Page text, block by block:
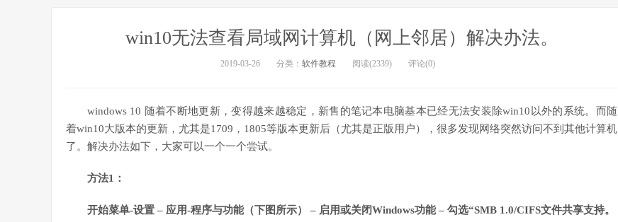
win10无法查看局域网计算机（网上邻居）解决办法。
2019-03-26 分类： 软件教程 阅读(2339) 评论(0)
windows 10 随着不断地更新，变得越来越稳定，新售的笔记本电脑基本已经无法安装除win10以外的系统。而随
着win10大版本的更新，尤其是1709，1805等版本更新后（尤其是正版用户），很多发现网络突然访问不到其他计算机
了。解决办法如下，大家可以一个一个尝试。
方法1：
开始菜单-设置 – 应用-程序与功能（下图所示） – 启用或关闭Windows功能 – 勾选“SMB 1.0/CIFS文件共享支持。